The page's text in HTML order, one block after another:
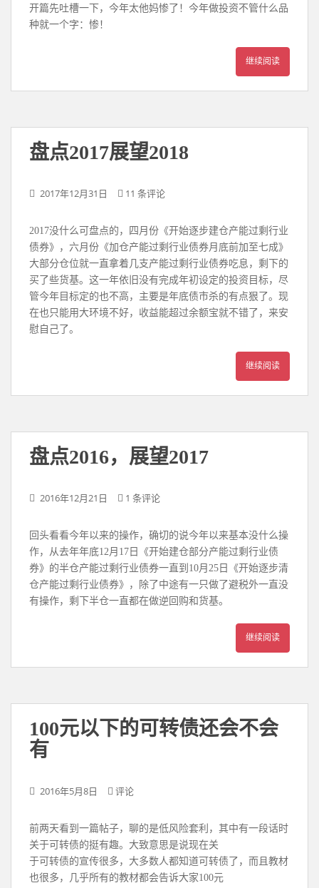
开篇先吐槽一下，今年太他妈惨了！今年做投资不管什么品
种就一个字：惨！
继续阅读
盘点2017展望2018
2017年12月31日 11 条评论
2017没什么可盘点的，四月份《开始逐步建仓产能过剩行业
债券》，六月份《加仓产能过剩行业债券月底前加至七成》
大部分仓位就一直拿着几支产能过剩行业债券吃息，剩下的
买了些货基。这一年依旧没有完成年初设定的投资目标，尽
管今年目标定的也不高，主要是年底债市杀的有点狠了。现
在也只能用大环境不好，收益能超过余额宝就不错了，来安
慰自己了。
继续阅读
盘点2016，展望2017
2016年12月21日 1 条评论
回头看看今年以来的操作，确切的说今年以来基本没什么操
作，从去年年底12月17日《开始建仓部分产能过剩行业债
券》的半仓产能过剩行业债券一直到10月25日《开始逐步清
仓产能过剩行业债券》，除了中途有一只做了避税外一直没
有操作，剩下半仓一直都在做逆回购和货基。
继续阅读
100元以下的可转债还会不会
有
2016年5月8日 评论
前两天看到一篇帖子，聊的是低风险套利，其中有一段话时
关于可转债的挺有趣。大致意思是说现在关
于可转债的宣传很多，大多数人都知道可转债了，而且教材
也很多，几乎所有的教材都会告诉大家100元